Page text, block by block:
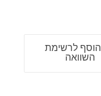
הוסף לרשימת
השוואה